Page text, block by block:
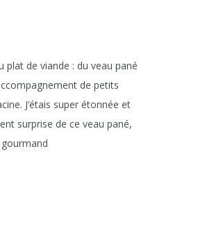
plat de viande : du veau pané
de petits
J’étais super étonnée et
surprise de ce veau pané,